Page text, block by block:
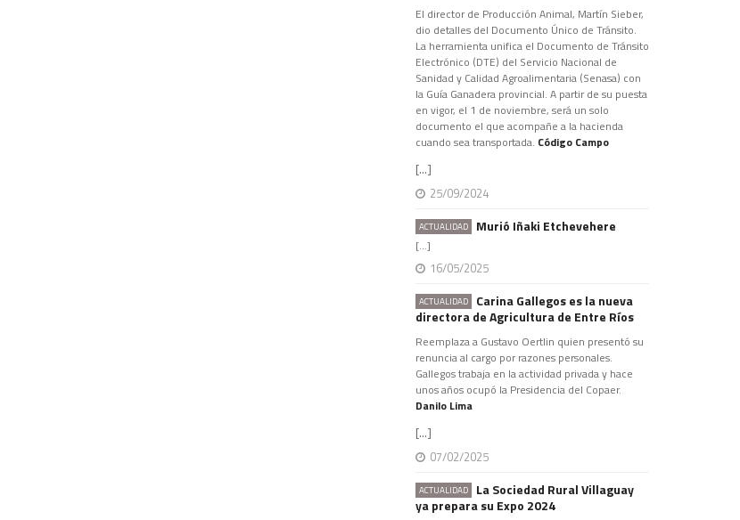
El director de Producción Animal, Martín Sieber,
dio detalles del Documento Único de Tránsito.
La herramienta unifica el Documento de Tránsito
Electrónico (DTE) del Servicio Nacional de
Sanidad y Calidad Agroalimentaria (Senasa) con
la Guía Ganadera provincial. A partir de su puesta
en vigor, el 1 de noviembre, será un solo
documento el que acompañe a la hacienda
cuando sea transportada. Código Campo
[...]
25/09/2024
ACTUALIDAD Murió Iñaki Etchevehere
[...]
16/05/2025
ACTUALIDAD
Carina Gallegos es la nueva
directora de Agricultura de Entre Ríos
Reemplaza a Gustavo Oertlin quien presentó su
renuncia al cargo por razones personales.
Gallegos trabaja en la actividad privada y hace
unos años ocupó la Presidencia del Copaer.
Danilo Lima
[...]
07/02/2025
ACTUALIDAD
La Sociedad Rural Villaguay
ya prepara su Expo 2024